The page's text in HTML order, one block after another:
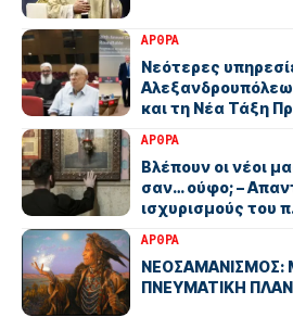
ΑΡΘΡΑ
Νεότερες
και τη Νέα Τάξη
ΑΡΘΡΑ
Βλέπουν οι νέοι
σαν… ούφο; –
ισχυρισμούς του
ΑΡΘΡΑ
ΝΕΟΣΑΜΑΝΙΣΜΟΣ:
ΠΝΕΥΜΑΤΙΚΗ